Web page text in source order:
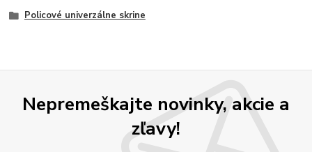
Policové univerzálne skrine
Nepremeškajte novinky, akcie a
zľavy!